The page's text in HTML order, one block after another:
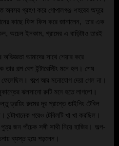
অবসর গ্রহণ করে গোপালগঞ্জ শহরের অদূরে
কাছে ফিস ফিস করে জানালেন,  তার এক
অঢেল ইনকাম, গ্রামের এ বাড়িটাও তারই
অভিজ্ঞতা আমাদের সাথে শেয়ার করে
গল্প বেশ ইন্টারেস্টিং মনে হল। শেষ
ফেলেছিল। গল্পে আর মনোযোগ দেয়া গেল না।
সুকান্তের ঝলসানো রুটি মনে হতে লাগলো।
ড্রয়িং রুমের দূর প্রান্তে ডাইনিং টেবিল
ঘন্টাখানেক পরেও টেবিলটি খা খা করছিল।
জন পাঁচেক সঙ্গী সাথী নিয়ে হাজির। অল্প-
ব্যস্ত হয়ে পড়লেন।